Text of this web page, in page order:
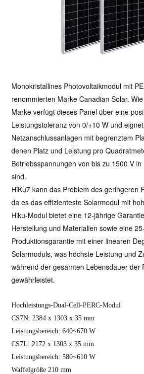
Monokristallines Photovoltaikmodul mit
renommierten Marke Canadian Solar.
Marke verfügt dieses Panel über eine
Leistungstoleranz von 0/+10 W und
Netzanschlussanlagen mit begrenztem
denen Platz und Leistung pro
Betriebsspannungen von bis zu 1500 V
sind.
HiKu7 kann das Problem des geringeren
da es das effizienteste Solarmodul mit
Hiku-Modul bietet eine 12-jährige
Herstellung und Materialien sowie eine
Produktionsgarantie mit einer linearen
Solarmoduls, was höchste Leistung und
während der gesamten Lebensdauer der
gewährleistet.
Hochleistungs-Dual-Cell-PERC-Modul
CS7N: 2384 x 1303 x 35 mm
Leistungsbereich: 640~670 W
CS7L: 2172 x 1303 x 35 mm
Leistungsbereich: 580~610 W
Waffelgröße 210 mm